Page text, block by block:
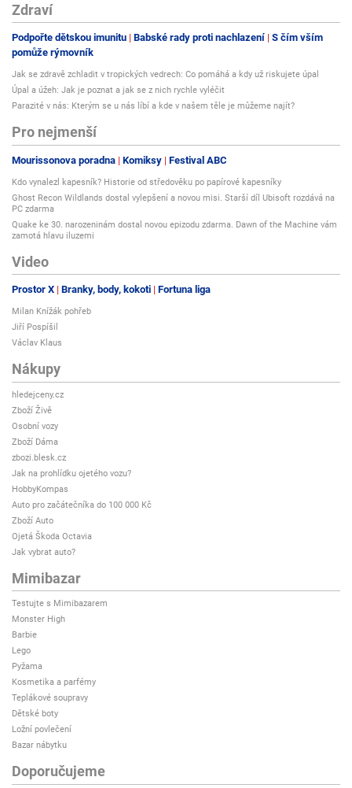
Zdraví
Podpořte dětskou imunitu Babské rady proti nachlazení S čím vším
pomůže rýmovník
Jak se zdravě zchladit v tropických vedrech: Co pomáhá a kdy už riskujete úpal
Úpal a úžeh: Jak je poznat a jak se z nich rychle vyléčit
Parazité v nás: Kterým se u nás líbí a kde v našem těle je můžeme najít?
Pro nejmenší
Mourissonova poradna Komiksy Festival ABC
Kdo vynalezl kapesník? Historie od středověku po papírové kapesníky
Ghost Recon Wildlands dostal vylepšení a novou misi. Starší díl Ubisoft rozdává na
PC zdarma
Quake ke 30. narozeninám dostal novou epizodu zdarma. Dawn of the Machine vám
zamotá hlavu iluzemi
Video
Prostor X Branky, body, kokoti Fortuna liga
Milan Knížák pohřeb
Jiří Pospíšil
Václav Klaus
Nákupy
hledejceny.cz
Zboží Živě
Osobní vozy
Zboží Dáma
zbozi.blesk.cz
Jak na prohlídku ojetého vozu?
HobbyKompas
Auto pro začátečníka do 100 000 Kč
Zboží Auto
Ojetá Škoda Octavia
Jak vybrat auto?
Mimibazar
Testujte s Mimibazarem
Monster High
Barbie
Lego
Pyžama
Kosmetika a parfémy
Teplákové soupravy
Dětské boty
Ložní povlečení
Bazar nábytku
Doporučujeme